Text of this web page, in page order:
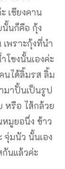
เชียงคาน
นั้นก็คือ กุ้ง
พราะกุ้งที่นำ
ขงนั้นเองค่ะ
นได้ลิ้มรส ลิ้ม
มาปั้นเป็นรูป
หรือ ไส้กล้วย
หมูยอนึ่ง ข้าว
จุ่มนัว นั้นเอง
นแล้วค่ะ